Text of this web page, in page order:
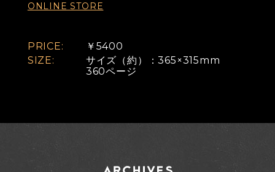
ONLINE STORE
PRICE:
￥5400
SIZE:
サイズ（約）：365×315mm
360ページ